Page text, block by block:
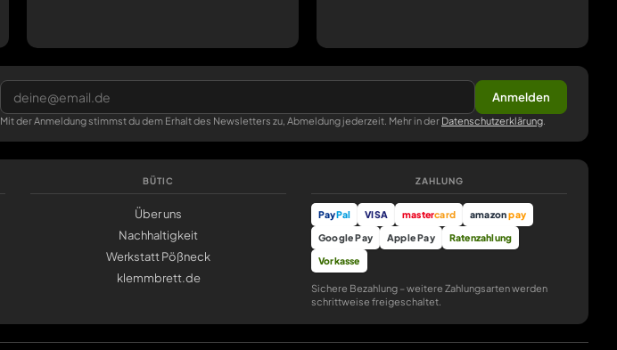
Anmelden
Mit der Anmeldung stimmst du dem Erhalt des Newsletters zu, Abmeldung jederzeit. Mehr in der Datenschutzerklärung
BÜTIC
Über uns
Nachhaltigkeit
Werkstatt Pößneck
klemmbrett.de
ZAHLUNG
PayPal VISA mastercard amazonpay
Google Pay
Apple Pay
Ratenzahlung
Vorkasse
Sichere Bezahlung – weitere Zahlungsarten werden
schrittweise freigeschaltet.